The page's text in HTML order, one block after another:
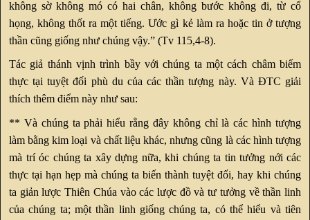
không sờ không mó có hai chân, không bước không đi, từ cổ
họng, không thốt ra một tiếng. Ước gì kẻ làm ra hoặc tin ở tượng
thần cũng giống như chúng vậy.” (Tv 115,4-8).
Tác giả thánh vịnh trình bầy với chúng ta một cách châm biếm
thực tại tuyệt đối phù du của các thần tượng này. Và ĐTC giải
thích thêm điểm này như sau:
** Và chúng ta phải hiểu rằng đây không chỉ là các hình tượng
làm bằng kim loại và chất liệu khác, nhưng cũng là các hình tượng
mà trí óc chúng ta xây dựng nữa, khi chúng ta tin tưởng nới các
thực tại hạn hẹp mà chúng ta biến thành tuyệt đối, hay khi chúng
ta giản lược Thiên Chúa vào các lược đồ và tư tưởng về thần linh
của chúng ta; một thần linh giống chúng ta, có thể hiểu và tiên